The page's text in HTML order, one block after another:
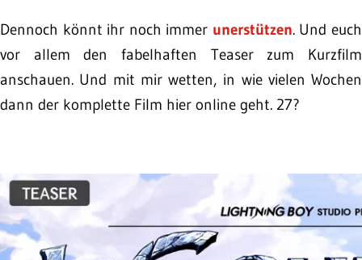
Dennoch könnt ihr noch immer unerstützen. Und euch
vor allem den fabelhaften Teaser zum Kurzfilm
anschauen. Und mit mir wetten, in wie vielen Wochen
dann der komplette Film hier online geht. 27?